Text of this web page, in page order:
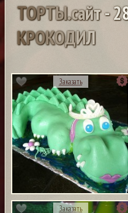
ТОРТЫ.сайт-2
КРОКОДИЛ
Заказать
Заказать